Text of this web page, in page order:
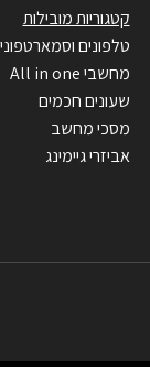
קטגוריות מובילות
טלפונים
מחשבי All in one
שעונים חכמים
מסכי מחשב
אביזרי גיימינג